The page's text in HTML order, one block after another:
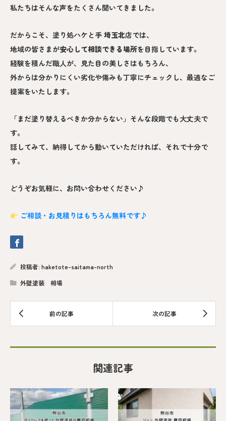
私たちはそんな声をたくさん聞いてきました。
だからこそ、塗り処ハケと手 埼玉北店では、
地域の皆さまが安心して相談できる場所を目指しています。
経験を積んだ職人が、見た目の美しさはもちろん、
外からは分かりにくい劣化や傷みも丁寧にチェックし、最適なご
提案をいたします。
「まだ塗り替えるべきか分からない」そんな段階でも大丈夫で
す。
話してみて、納得してから動いていただければ、それで十分で
す。
どうぞお気軽に、お問い合わせください♪
ご相談・お見積りはもちろん無料です♪
投稿者: haketote-saitama-north
外壁塗装 相場
関連記事